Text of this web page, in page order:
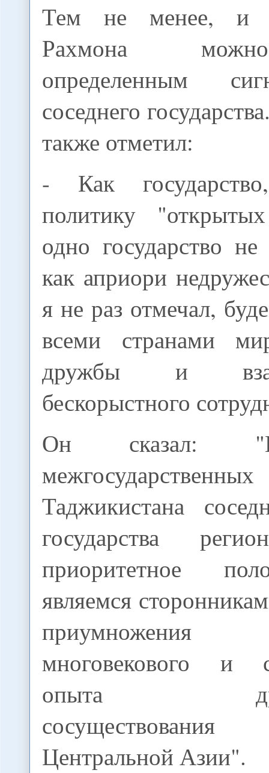
Тем не менее, и
Рахмона
определенным
соседнего
также отметил:
- Как
политику
одно государство
как априори
я не раз отмечал,
всеми странами
дружбы и
бескорыстного
Он сказал:
Таджикистана
государства
приоритетное
являемся
приумножения
многовекового и
опыта
Центральной Азии".